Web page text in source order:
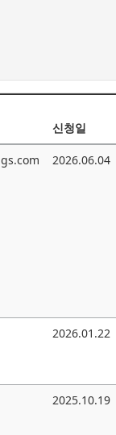
신청일
2026.06.04
2026.01.22
2025.10.19